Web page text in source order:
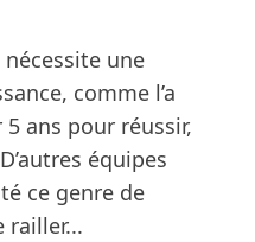
une
comme l’a
ans pour réussir,
équipes
ce genre de
railler...